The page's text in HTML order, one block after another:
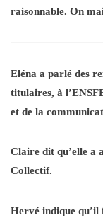
raisonnable. On
Eléna a parlé des
titulaires, à
et de la
Claire dit qu’elle a
Collectif.
Hervé indique qu’il